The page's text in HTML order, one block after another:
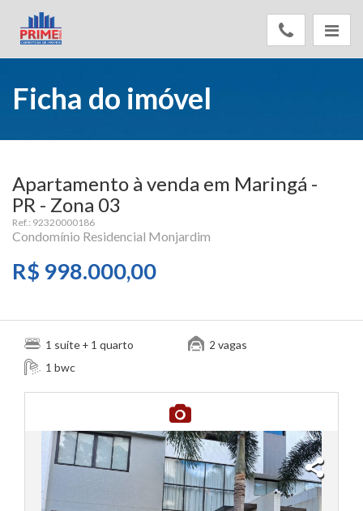
Ficha do imóvel
Apartamento à venda em Maringá -
PR - Zona 03
Ref.: 92320000186
Condomínio Residencial Monjardim
R$ 998.000,00
1 suíte + 1 quarto
1 bwc
2 vagas